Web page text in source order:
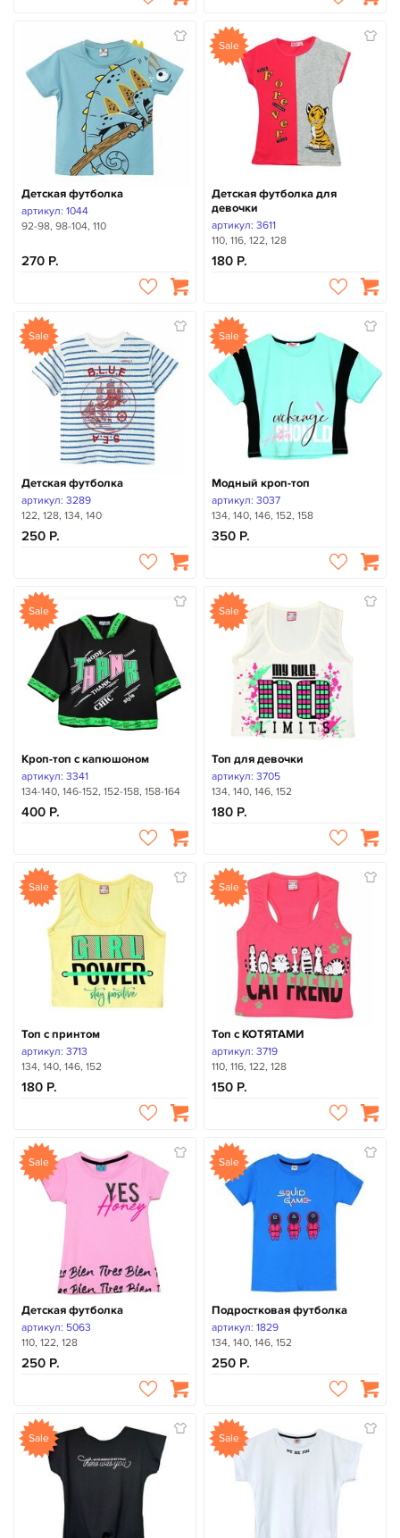
Детская футболка
артикул: 1044
92-98, 98-104, 110
270
Sale
Детская футболка для
девочки
артикул: 3611
110, 116, 122, 128
180
Sale
Детская футболка
артикул: 3289
122, 128, 134, 140
250
Sale
Модный кроп-топ
артикул: 3037
134, 140, 146, 152, 158
350
Sale
Кроп-топ с капюшоном
артикул: 3341
134-140, 146-152, 152-158, 158-164
400
Sale
Топ для девочки
артикул: 3705
134, 140, 146, 152
180
Sale
Топ с принтом
артикул: 3713
134, 140, 146, 152
180
Sale
Топ с КОТЯТАМИ
артикул: 3719
110, 116, 122, 128
150
Sale
Детская футболка
артикул: 5063
110, 122, 128
250
Sale
Подростковая футболка
артикул: 1829
134, 140, 146, 152
250
Sale Sale